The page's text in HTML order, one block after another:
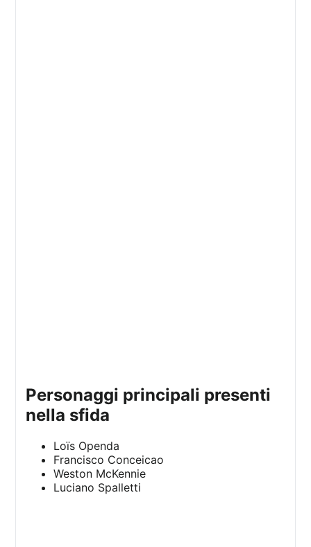
Personaggi principali presenti
nella sfida
Loïs Openda
Francisco Conceicao
Weston McKennie
Luciano Spalletti